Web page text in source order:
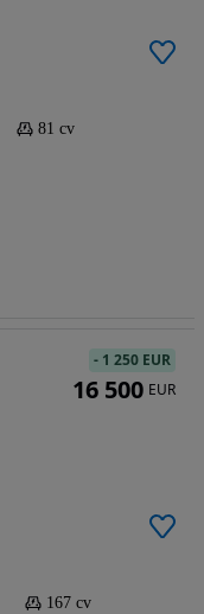
81 cv
167 cv
- 1 250 EUR
16 500 EUR